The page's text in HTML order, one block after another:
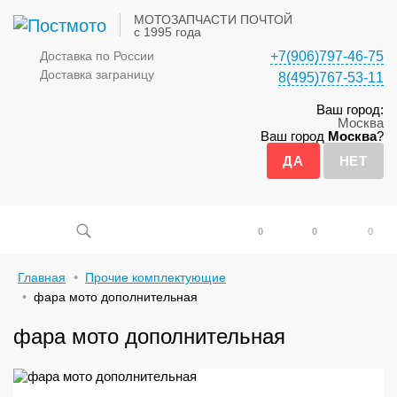
МОТОЗАПЧАСТИ ПОЧТОЙ
с 1995 года
Доставка по России
Доставка заграницу
+7(906)797-46-75
8(495)767-53-11
Ваш город:
Москва
Ваш город Москва?
0
0 0
Главная
Прочие комплектующие
фара мото дополнительная
фара мото дополнительная